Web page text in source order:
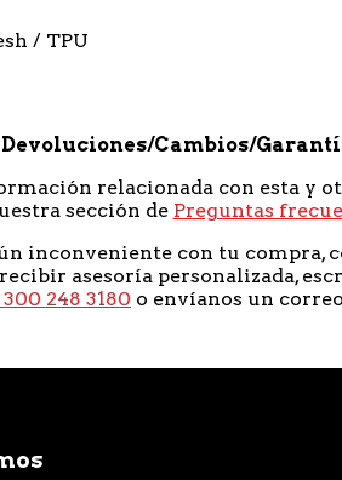
/ TPU
Devoluciones/Cambios/
relacionada con esta y
sección de Preguntas
inconveniente con tu compra,
asesoría personalizada,
300 248 3180 o envíanos un